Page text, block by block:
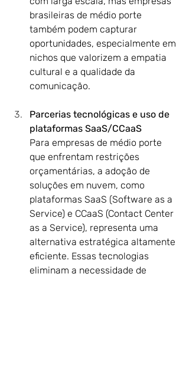
brasileiras de médio porte
também podem capturar
oportunidades, especialmente em
nichos que valorizem a empatia
cultural e a qualidade da
comunicação.
Parcerias tecnológicas e uso de
plataformas SaaS/CCaaS
Para empresas de médio porte
que enfrentam restrições
orçamentárias, a adoção de
soluções em nuvem, como
plataformas SaaS (Software as a
Service) e CCaaS (Contact Center
as a Service), representa uma
alternativa estratégica altamente
eficiente. Essas tecnologias
eliminam a necessidade de